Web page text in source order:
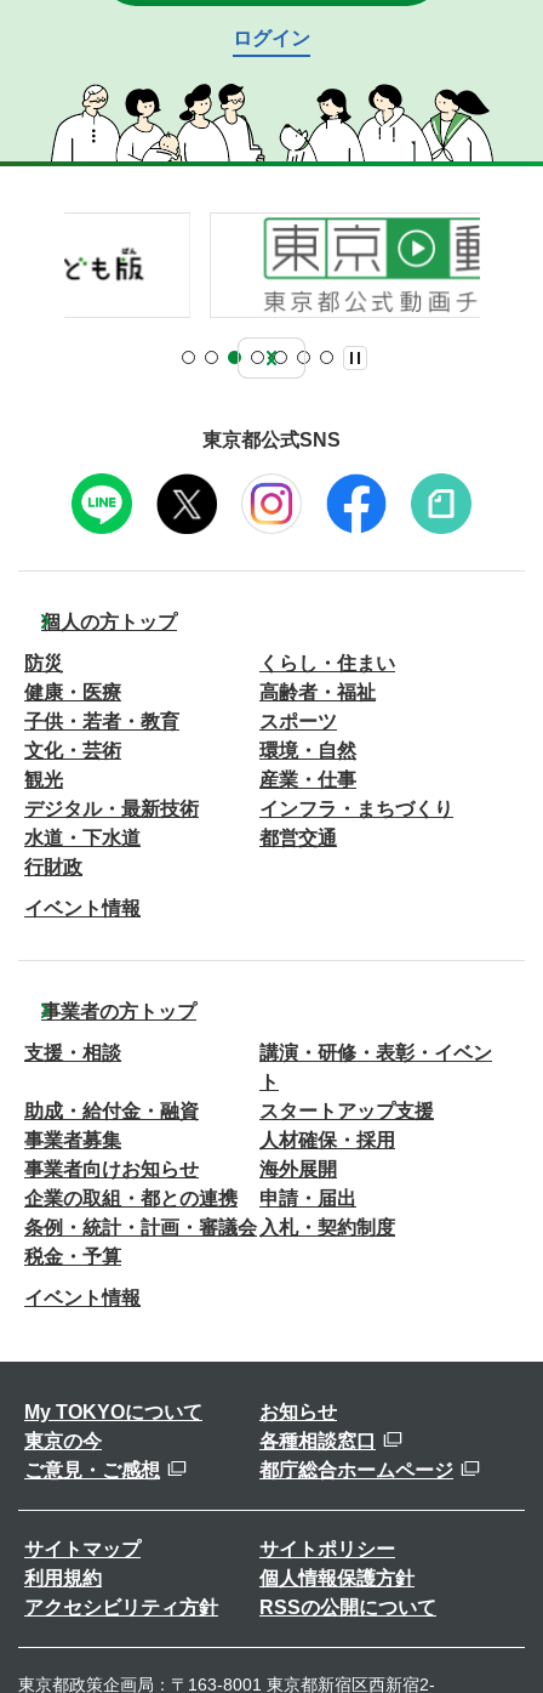
ログイン
東京都公式SNS
個人の方トップ
防災
くらし・住まい
健康・医療
高齢者・福祉
子供・若者・教育
スポーツ
文化・芸術
環境・自然
観光
産業・仕事
デジタル・最新技術
インフラ・まちづくり
水道・下水道
都営交通
行財政
イベント情報
事業者の方トップ
支援・相談
講演・研修・表彰・イベン
ト
助成・給付金・融資
スタートアップ支援
事業者募集
人材確保・採用
事業者向けお知らせ
海外展開
企業の取組・都との連携
申請・届出
条例・統計・計画・審議会 入札・契約制度
税金・予算
イベント情報
My TOKYOについて
お知らせ
東京の今
各種相談窓口
ご意見・ご感想
都庁総合ホームページ
サイトマップ
サイトポリシー
利用規約
個人情報保護方針
アクセシビリティ方針
RSSの公開について
東京都政策企画局：〒163-8001 東京都新宿区西新宿2-